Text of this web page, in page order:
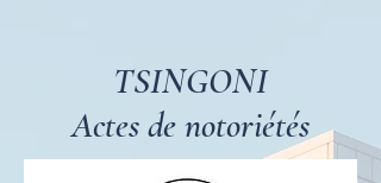
TSINGONI
Actes de notoriétés